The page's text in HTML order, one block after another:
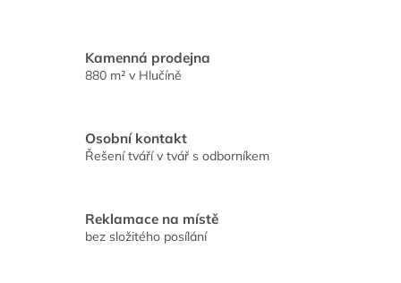
Kamenná prodejna
880 m² v Hlučíně
Osobní kontakt
Řešení tváří v tvář s odborníkem
Reklamace na místě
bez složitého posílání